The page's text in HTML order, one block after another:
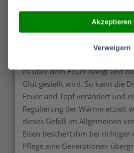
Welche Vorteile hat
Für den individuellen Gebrauch
es über dem Feuer hängt und
Glut gestellt wird. So kann die
Feuer und Topf verändert und
Regulierung der Wärme erzielt
dieses Gefäß im Allgemeinen
Eisen beschert ihm bei richtiger
Pflege eine Generationen
Akzeptieren
Verweigern